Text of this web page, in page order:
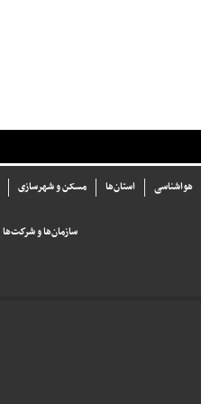
مسکن و شهرسازی استان‌ها
هواشناسی
سازما‌ن‌ها و شركت‌ها